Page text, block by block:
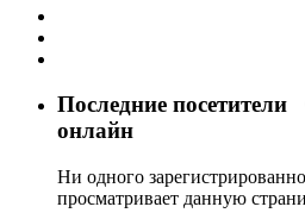
Последние посетители
онлайн
Ни одного
просматривает данную